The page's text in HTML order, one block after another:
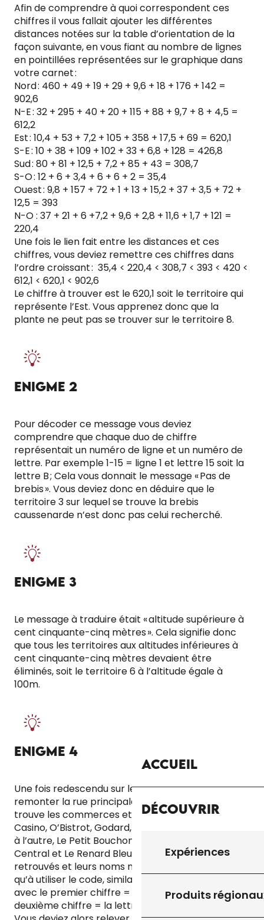
Accueil
Découvrir
Expériences
Produits
Afin de comprendre à quoi correspondent ces
chiffres il vous fallait ajouter les différentes
distances notées sur la table d’orientation de la
façon suivante, en vous fiant au nombre de lignes
en pointillées représentées sur le graphique dans
votre carnet :
Nord : 460 + 49 + 19 + 29 + 9,6 + 18 + 176 + 142 =
902,6
N-E : 32 + 295 + 40 + 20 + 115 + 88 + 9,7 + 8 + 4,5 =
612,2
Est : 10,4 + 53 + 7,2 + 105 + 358 + 17,5 + 69 = 620,1
S-E : 10 + 38 + 109 + 102 + 33 + 6,8 + 128 = 426,8
Sud : 80 + 81 + 12,5 + 7,2 + 85 + 43 = 308,7
S-O : 12 + 6 + 3,4 + 6 + 6 + 2 = 35,4
Ouest : 9,8 + 157 + 72 + 1 + 13 + 15,2 + 37 + 3,5 + 72 +
12,5 = 393
N-O : 37 + 21 + 6 +7,2 + 9,6 + 2,8 + 11,6 + 1,7 + 121 =
220,4
Une fois le lien fait entre les distances et ces
chiffres, vous deviez remettre ces chiffres dans
l’ordre croissant : 35,4 < 220,4 < 308,7 < 393 < 420 <
612,1 < 620,1 < 902,6
Le chiffre à trouver est le 620,1 soit le territoire qui
représente l’Est. Vous apprenez donc que la
plante ne peut pas se trouver sur le territoire 8.
ENIGME 2
Pour décoder ce message vous deviez
comprendre que chaque duo de chiffre
représentait un numéro de ligne et un numéro de
lettre. Par exemple 1-15 = ligne 1 et lettre 15 soit la
lettre B ; Cela vous donnait le message « Pas de
brebis ». Vous deviez donc en déduire que le
territoire 3 sur lequel se trouve la brebis
caussenarde n’est donc pas celui recherché.
ENIGME 3
Le message à traduire était « altitude supérieure à
cent cinquante-cinq mètres ». Cela signifie donc
que tous les territoires aux altitudes inférieures à
cent cinquante-cinq mètres devaient être
éliminés, soit le territoire 6 à l’altitude égale à
100m.
ENIGME 4
Une fois redescendu sur le tour de ville, vous deviez
remonter la rue principale. Le long de celle-ci se
trouve les commerces et restaurants suivants :
Casino, O’Bistrot, Godard, Lo Vinotier, D’un monde
à l’autre, Le Petit Bouchon, Le Pot Occitan, Le
Central et Le Renard Bleu. Une fois tous ces lieux
retrouvés et leurs noms notés, vous n’aviez plus
qu’à utiliser le code, similaire à celui de l’énigme 2,
avec le premier chiffre = le premier lieu, le
deuxième chiffre = la lettre à trouver dans le nom.